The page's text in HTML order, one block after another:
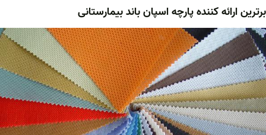
برترین ارائه کننده پارچه اسپان باند بیمارستانی